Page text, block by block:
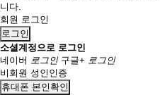
니다.
회원 로그인
로그인
소셜계정으로 로그인
네이버 로그인 구글+ 로그인
비회원 성인인증
휴대폰 본인확인